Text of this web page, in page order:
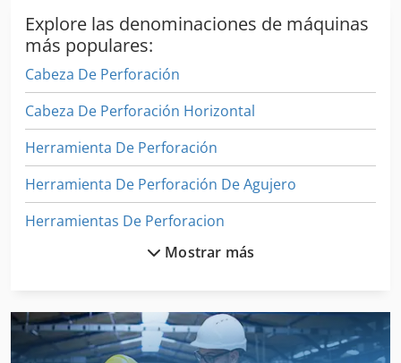
Explore las denominaciones de máquinas
más populares:
Cabeza De Perforación
Cabeza De Perforación Horizontal
Herramienta De Perforación
Herramienta De Perforación De Agujero
Herramientas De Perforacion
Mesa De Trabajo De La Perforación
Máquina De Perforación
Mostrar más